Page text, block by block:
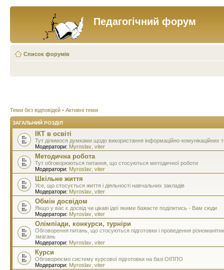
Педагогічний форум
Список форумів
Теми без відповідей • Активні теми
ЗАГАЛЬНИЙ РОЗДІЛ
ІКТ в освіті
Тут ділимося думками щодо використання інформаційно-комунікаційних
Модератори: Myroslav viter
Методична робота
Тут обговорюються питання, що стосуються методичної роботи
Модератори: Myroslav viter
Шкільне життя
Усе, що стосується життя і діяльності навчальних закладів
Модератори: Myroslav viter
Обмін досвідом
Якщо у вас є досвід чи цікаві ідеї якими бажаєте поділитись - Вам сюди
Модератори: Myroslav viter
Олімпіади, конкурси, турніри
Обговорення питань, що стосуються підготовки і проведення
змагань
Модератори: Myroslav viter
Курси
Обговорюємо систему курсової підготовки на базі ОІППО
Модератори: Myroslav viter